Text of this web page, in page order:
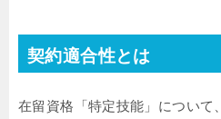
契約適合性とは
在留資格「特定技能」について